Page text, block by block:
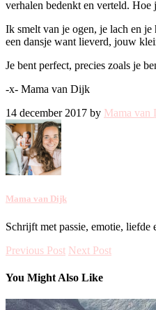
verhalen bedenkt en verteld. Hoe
Ik smelt van je ogen, je lach en
een dansje want lieverd, jouw
Je bent perfect, precies zoals je
-x- Mama van Dijk
14 december 2017 by Mama van
Mama van Dijk
Schrijft met passie, emotie, liefde
Previous Post Next Post
You Might Also Like